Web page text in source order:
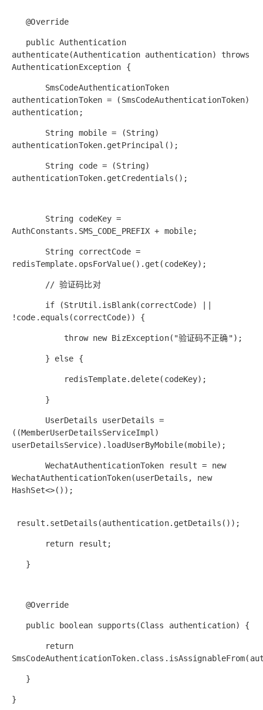
@Override
public Authentication
authenticate(Authentication authentication) throws
AuthenticationException {
SmsCodeAuthenticationToken
authenticationToken = (SmsCodeAuthenticationToken)
authentication;
String mobile = (String)
authenticationToken.getPrincipal();
String code = (String)
authenticationToken.getCredentials();
String codeKey =
AuthConstants.SMS_CODE_PREFIX + mobile;
String correctCode =
redisTemplate.opsForValue().get(codeKey);
// 验证码比对
if (StrUtil.isBlank(correctCode) ||
!code.equals(correctCode)) {
throw new BizException("验证码不正确");
} else {
redisTemplate.delete(codeKey);
}
UserDetails userDetails =
((MemberUserDetailsServiceImpl)
userDetailsService).loadUserByMobile(mobile);
WechatAuthenticationToken result = new
WechatAuthenticationToken(userDetails, new
HashSet<>());
result.setDetails(authentication.getDetails());
return result;
}
@Override
public boolean supports(Class authentication) {
return
}
}